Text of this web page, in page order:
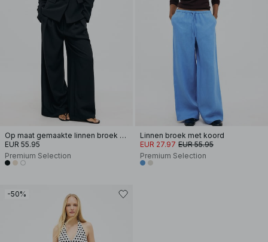
Op maat gemaakte linnen broek met wijde pijpen
EUR 55.95
Premium Selection
Linnen broek met koord
EUR 27.97 EUR 55.95
Premium Selection
-50%